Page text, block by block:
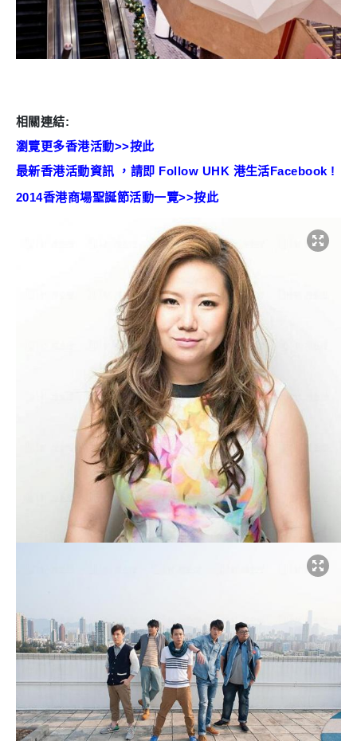
相關連結:
瀏覽更多香港活動>>按此
最新香港活動資訊 ，請即 Follow UHK 港生活Facebook !
2014香港商場聖誕節活動一覽>>按此